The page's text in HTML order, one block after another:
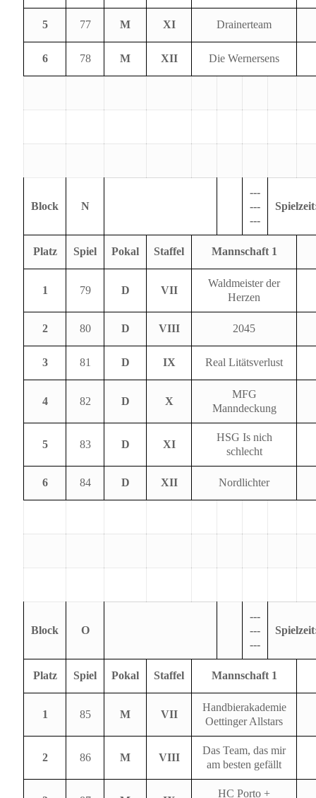
5 77 M XI Drainerteam
6 78 M XII Die Wernersens
Block N
---
---
---
Platz Spiel Pokal Staffel Mannschaft 1
1 79 D VII
Waldmeister der
Herzen
2 80 D VIII 2045
3 81 D IX Real Litätsverlust
4 82 D X
MFG
Manndeckung
5 83 D XI
HSG Is nich
schlecht
6 84 D XII Nordlichter
Block O
---
---
---
Platz Spiel Pokal Staffel Mannschaft 1
1 85 M VII
Handbierakademie
Oettinger Allstars
2 86 M VIII
Das Team, das mir
am besten gefällt
HC Porto +